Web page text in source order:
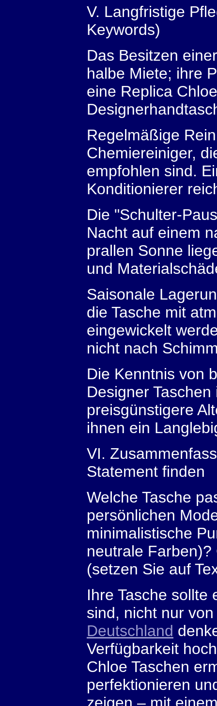
V. Langfristige
Keywords)
Das Besitzen
halbe Miete; ihre
eine Replica
Regelmäßige
Chemiereiniger,
empfohlen sind.
Konditionierer
Die "Schulter-
Nacht auf einem
prallen Sonne
und
Saisonale
die Tasche mit
eingewickelt
nicht nach
Die Kenntnis von
Designer
preisgünstigere
ihnen ein
VI.
Statement finden
Welche Tasche
persönlichen
minimalistische
neutrale
(setzen Sie auf
Ihre Tasche sollte
sind, nicht nur
Deutschland
Verfügbarkeit
Chloe Taschen
perfektionieren